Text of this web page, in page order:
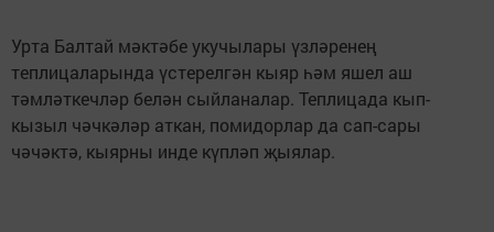
Урта Балтай мәктәбе укучылары үзләренең
теплицаларында үстерелгән кыяр һәм яшел аш
тәмләткечләр белән сыйланалар. Теплицада кып-
кызыл чәчкәләр аткан, помидорлар да сап-сары
чәчәктә, кыярны инде күпләп җыялар.